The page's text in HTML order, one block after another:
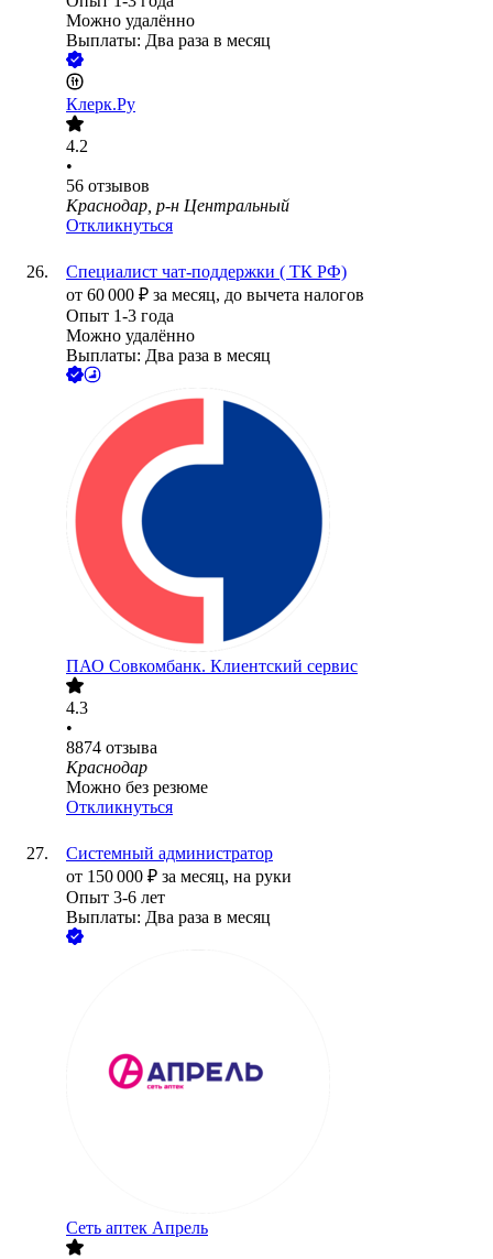
Можно удалённо
Выплаты: Два раза в месяц
Клерк.Ру
4.2
•
56 отзывов
Краснодар, р-н Центральный
Откликнуться
Специалист чат-поддержки ( ТК РФ)
от 60 000 ₽ за месяц, до вычета налогов
Опыт 1-3 года
Можно удалённо
Выплаты: Два раза в месяц
ПАО Совкомбанк. Клиентский сервис
4.3
•
8874 отзыва
Краснодар
Можно без резюме
Откликнуться
Системный администратор
от 150 000 ₽ за месяц, на руки
Опыт 3-6 лет
Выплаты: Два раза в месяц
Сеть аптек Апрель